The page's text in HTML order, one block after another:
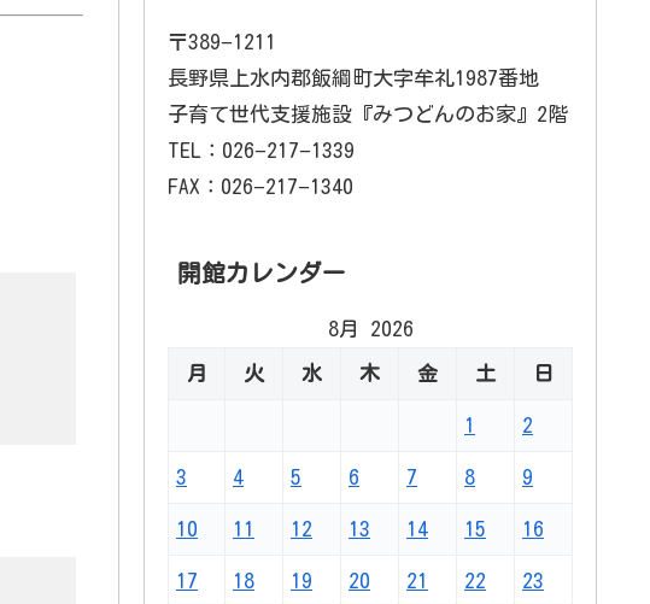
〒389−1211
長野県上水内郡飯綱町大字牟礼1987番地
子育て世代支援施設『みつどんのお家』2階
TEL：026−217−1339
FAX：026−217−1340
開館カレンダー
8月 2026
月 火 水 木 金 土 日
1 2
3 4 5 6 7 8 9
10 11 12 13 14 15 16
17 18 19 20 21 22 23